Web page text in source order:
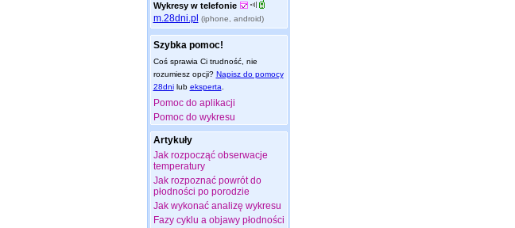
Wykresy w telefonie
m.28dni.pl (iphone, android)
Szybka pomoc!
Coś sprawia Ci trudność, nie
rozumiesz opcji? Napisz do pomocy
28dnilub eksperta
Pomoc do aplikacji
Pomoc do wykresu
Artykuły
Jak rozpocząć obserwacje
temperatury
Jak rozpoznać powrót do
płodności po porodzie
Jak wykonać analizę wykresu
Fazy cyklu a objawy płodności